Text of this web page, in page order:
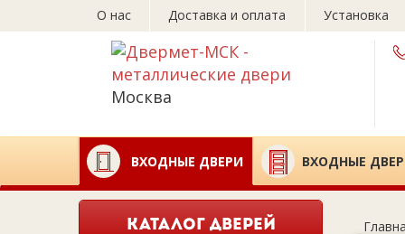
О нас Доставка и оплата Установка
Москва
ВХОДНЫЕ ДВЕРИ ВХОДНЫЕ
КАТАЛОГ ДВЕРЕЙ